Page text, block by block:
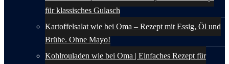
für klassisches Gulasch
Kartoffelsalat wie bei Oma – Rezept mit Essig, Öl und
Brühe. Ohne Mayo!
Kohlrouladen wie bei Oma | Einfaches Rezept für